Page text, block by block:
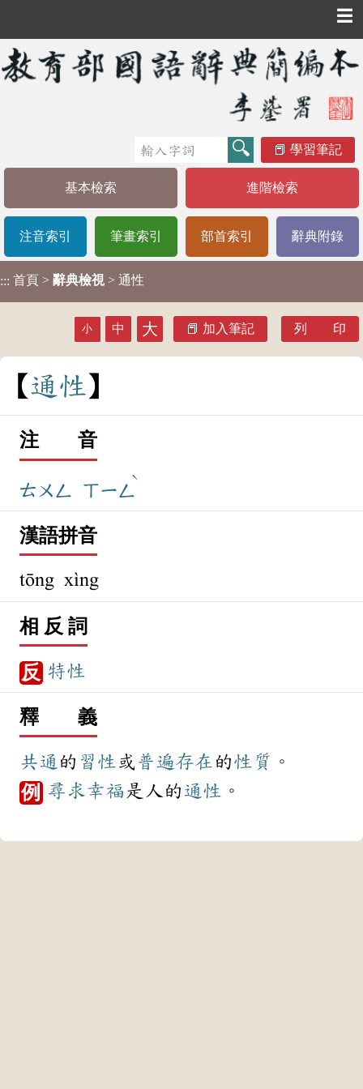
☰
學習筆記
基本檢索 進階檢索
注音索引 筆畫索引 部首索引 辭典附錄
::: 首頁 > 辭典檢視 > 通性
小 中 大 加入筆記 列 印
通 性
注 音
ㄊㄨㄥ ㄒㄧㄥ
ˋ
漢語拼音
tōng xìng
相 反 詞
反 特性
釋 義
共通 的 習性或 普遍存在 的性質 。
例 尋求幸福是人的通性 。